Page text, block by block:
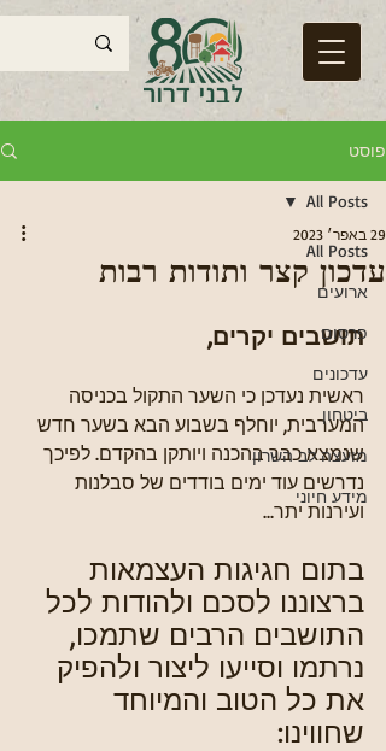
פוסט
All Posts
ארועים
פרסום
עדכונים
ביטחון
מועצה לב השרון
מידע חיוני
All Posts
עדכון קצר ותודות רבות
29 באפר׳ 2023
תושבים יקרים,
ראשית נעדכן כי השער התקול בכניסה
המערבית, יוחלף בשבוע הבא בשער חדש
שנמצא כבר בהכנה ויותקן בהקדם. לפיכך
נדרשים עוד ימים בודדים של סבלנות
ועירנות יתר...
בתום חגיגות העצמאות
ברצוננו לסכם ולהודות לכל
התושבים הרבים שתמכו,
נרתמו וסייעו ליצור ולהפיק
את כל הטוב והמיוחד
שחווינו: